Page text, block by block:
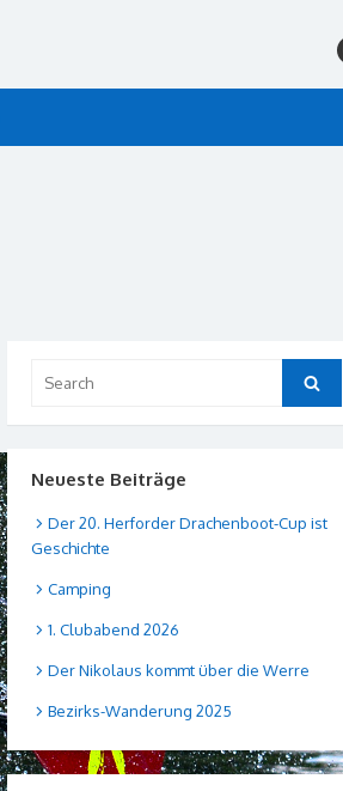
for:
Search
Neueste Beiträge
Der 20. Herforder Drachenboot-Cup ist
Geschichte
Camping
1. Clubabend 2026
Der Nikolaus kommt über die Werre
Bezirks-Wanderung 2025